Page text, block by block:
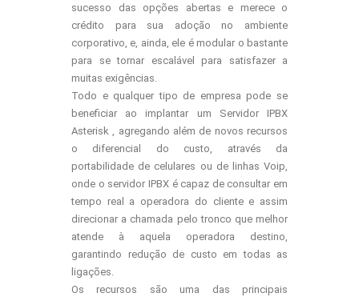
sucesso das opções abertas e merece o
crédito para sua adoção no ambiente
corporativo, e, ainda, ele é modular o bastante
para se tornar escalável para satisfazer a
muitas exigências.
Todo e qualquer tipo de empresa pode se
beneficiar ao implantar um Servidor IPBX
Asterisk , agregando além de novos recursos
o diferencial do custo, através da
portabilidade de celulares ou de linhas Voip,
onde o servidor IPBX é capaz de consultar em
tempo real a operadora do cliente e assim
direcionar a chamada pelo tronco que melhor
atende à aquela operadora destino,
garantindo redução de custo em todas as
ligações.
Os recursos são uma das principais